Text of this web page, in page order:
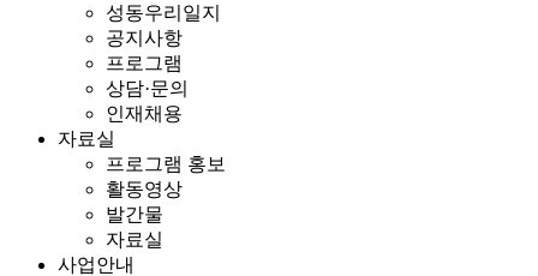
성동우리일지
공지사항
프로그램
상담·문의
인재채용
자료실
프로그램 홍보
활동영상
발간물
자료실
사업안내